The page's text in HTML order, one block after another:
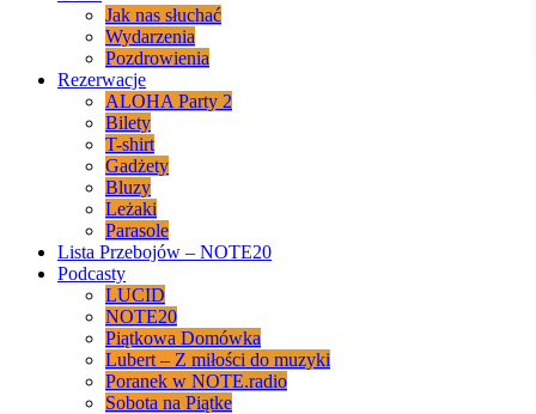
Jak nas słuchać
Wydarzenia
Pozdrowienia
Rezerwacje
ALOHA Party 2
Bilety
T-shirt
Gadżety
Bluzy
Leżaki
Parasole
Lista Przebojów – NOTE20
Podcasty
LUCID
NOTE20
Piątkowa Domówka
Lubert – Z miłości do muzyki
Poranek w NOTE.radio
Sobota na Piątke